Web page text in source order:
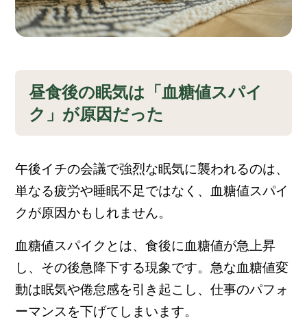
昼食後の眠気は「血糖値スパイ
ク」が原因だった
午後イチの会議で強烈な眠気に襲われるのは、
単なる疲労や睡眠不足ではなく、血糖値スパイ
クが原因かもしれません。
血糖値スパイクとは、食後に血糖値が急上昇
し、その後急降下する現象です。急な血糖値変
動は眠気や倦怠感を引き起こし、仕事のパフォ
ーマンスを下げてしまいます。